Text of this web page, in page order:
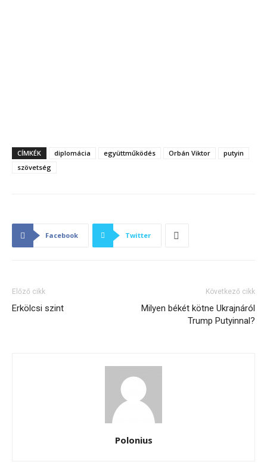
CÍMKÉK diplomácia együttműködés Orbán Viktor
putyin
szövetség
Facebook Twitter
Előző cikk
Erkölcsi szint
Következő cikk
Milyen békét kötne Ukrajnáról
Trump Putyinnal?
Polonius